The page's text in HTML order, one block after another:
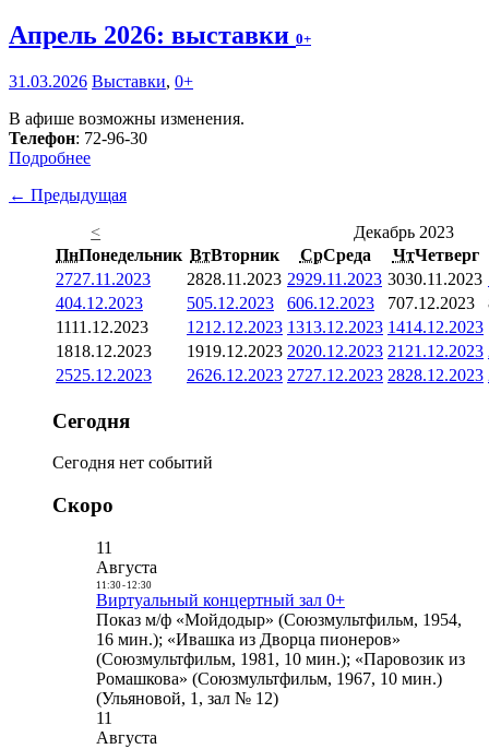
Апрель 2026: выставки 0+
31.03.2026 Выставки, 0+
В афише возможны изменения.
Телефон: 72-96-30
Подробнее
← Предыдущая
<
Декабрь 2023
ПнПонедельник ВтВторник СрСреда ЧтЧетверг
2727.11.2023 2828.11.2023 2929.11.2023 3030.11.2023
404.12.2023 505.12.2023 606.12.2023 707.12.2023
1111.12.2023 1212.12.2023 1313.12.2023 1414.12.2023
1818.12.2023 1919.12.2023 2020.12.2023 21 21.12.2023
2525.12.2023 2626.12.2023 2727.12.2023 2828.12.2023
Сегодня
Сегодня нет событий
Скоро
11
Августа
11:30- 12:30
Виртуальный концертный зал 0+
Показ м/ф «Мойдодыр» (Союзмультфильм, 1954,
16 мин.); «Ивашка из Дворца пионеров»
(Союзмультфильм, 1981, 10 мин.); «Паровозик из
Ромашкова» (Союзмультфильм, 1967, 10 мин.)
(Ульяновой, 1, зал № 12)
11
Августа